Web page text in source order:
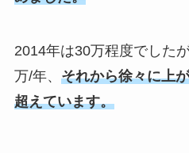
2014年は30万程度でした
万/年、 それから徐々に上
超えています。